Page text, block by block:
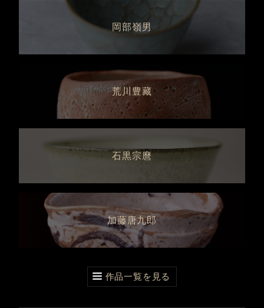
岡部嶺男
荒川豊藏
石黒宗麿
加藤唐九郎
作品一覧を見る